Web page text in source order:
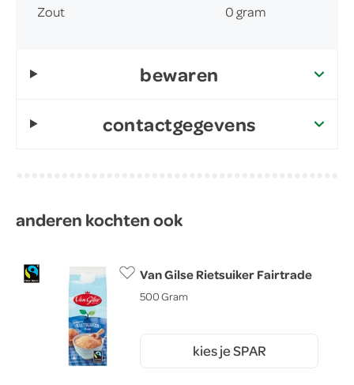
Zout 0 gram
bewaren
contactgegevens
anderen kochten ook
Van Gilse Rietsuiker Fairtrade
500 Gram
kies je SPAR